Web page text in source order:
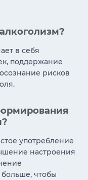
в себя
поддержание
рисков
употребление
настроения
чтобы